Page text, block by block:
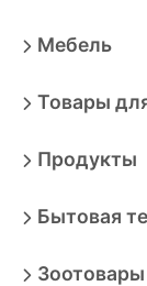
Мебель
Товары
Продукты
Бытовая
Зоотовары